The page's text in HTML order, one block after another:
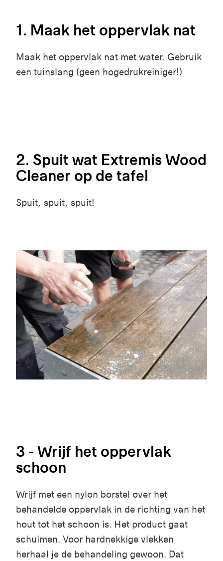
1. Maak het oppervlak nat
Maak het oppervlak nat met water. Gebruik
een tuinslang (geen hogedrukreiniger!)
2. Spuit wat Extremis Wood
Cleaner op de tafel
Spuit, spuit, spuit!
3 - Wrijf het oppervlak
schoon
Wrijf met een nylon borstel over het
behandelde oppervlak in de richting van het
hout tot het schoon is. Het product gaat
schuimen. Voor hardnekkige vlekken
herhaal je de behandeling gewoon. Dat